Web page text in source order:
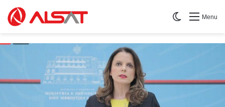
Menu
Switch skin